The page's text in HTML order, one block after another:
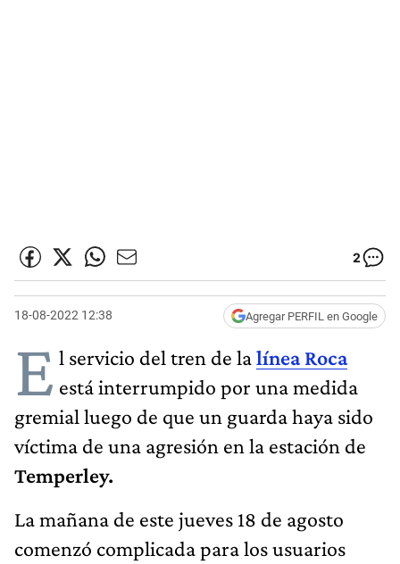
2
18-08-2022 12:38 Agregar PERFIL en Google
E l servicio del tren de lalínea Roca
está interrumpido por una medida
gremial luego de que un guarda haya sido
víctima de una agresión en la estación de
Temperley.
La mañana de este jueves 18 de agosto
comenzó complicada para los usuarios